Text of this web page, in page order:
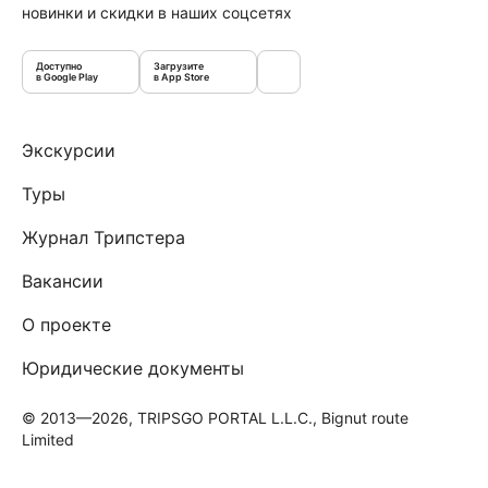
новинки и скидки в наших соцсетях
Доступно
в Google Play
Загрузите
в App Store
Экскурсии
Туры
Журнал Трипстера
Вакансии
О проекте
Юридические документы
© 2013—2026, TRIPSGO PORTAL L.L.C., Bignut route
Limited